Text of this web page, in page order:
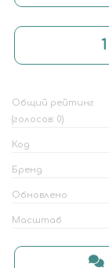
1
Общий рейтинг
(голосов: 0)
Код
Бренд
Обновлено
Масштаб